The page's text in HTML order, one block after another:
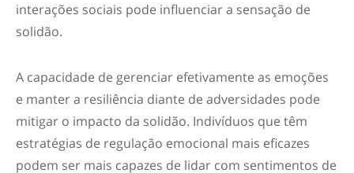
interações sociais pode influenciar a sensação de
solidão.
A capacidade de gerenciar efetivamente as emoções
e manter a resiliência diante de adversidades pode
mitigar o impacto da solidão. Indivíduos que têm
estratégias de regulação emocional mais eficazes
podem ser mais capazes de lidar com sentimentos de